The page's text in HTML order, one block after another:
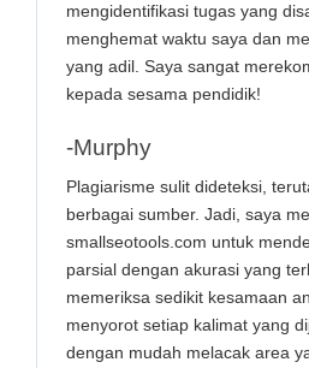
mengidentifikasi tugas yang
menghemat waktu saya dan
yang adil. Saya sangat
kepada sesama pendidik!
-Murphy
Plagiarisme sulit dideteksi,
berbagai sumber. Jadi, saya
smallseotools.com untuk
parsial dengan akurasi yang
memeriksa sedikit kesamaan
menyorot setiap kalimat yang
dengan mudah melacak area